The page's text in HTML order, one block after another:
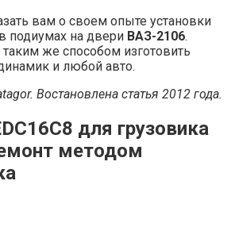
вам о своем опыте установки
подиумах на двери ВАЗ-2106.
же способом изготовить
и любой авто.
Востановлена статья 2012 года.
для грузовика
методом